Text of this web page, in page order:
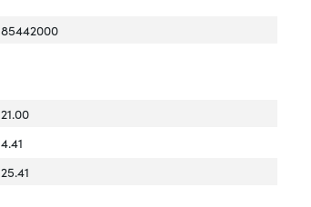
85442000
21.00
4.41
25.41